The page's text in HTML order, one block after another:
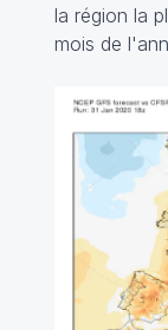
la région la
mois de